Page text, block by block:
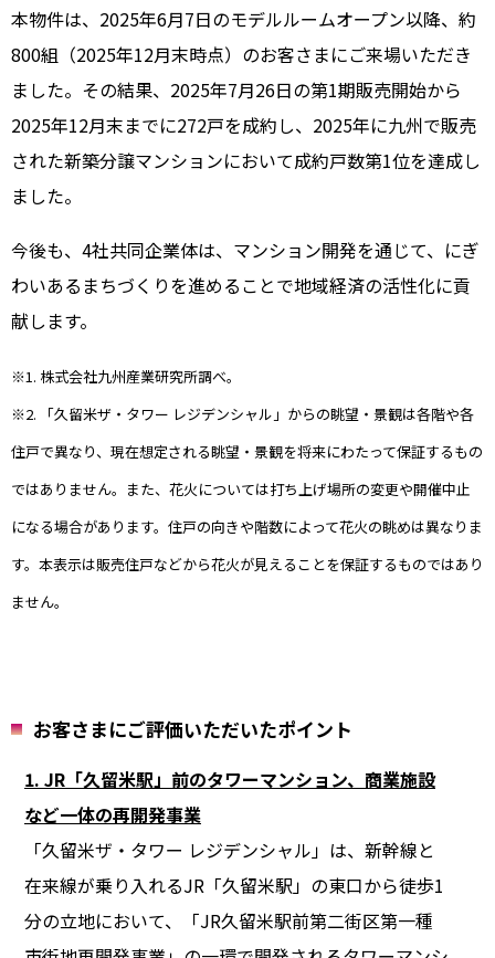
本物件は、2025年6月7日のモデルルームオープン以降、約
800組（2025年12月末時点）のお客さまにご来場いただき
ました。その結果、2025年7月26日の第1期販売開始から
2025年12月末までに272戸を成約し、2025年に九州で販売
された新築分譲マンションにおいて成約戸数第1位を達成し
ました。
今後も、4社共同企業体は、マンション開発を通じて、にぎ
わいあるまちづくりを進めることで地域経済の活性化に貢
献します。
※1. 株式会社九州産業研究所調べ。
※2. 「久留米ザ・タワー レジデンシャル」からの眺望・景観は各階や各
住戸で異なり、現在想定される眺望・景観を将来にわたって保証するもの
ではありません。また、花火については打ち上げ場所の変更や開催中止
になる場合があります。住戸の向きや階数によって花火の眺めは異なりま
す。本表示は販売住戸などから花火が見えることを保証するものではあり
ません。
お客さまにご評価いただいたポイント
1. JR「久留米駅」前のタワーマンション、商業施設
など一体の再開発事業
「久留米ザ・タワー レジデンシャル」は、新幹線と
在来線が乗り入れるJR「久留米駅」の東口から徒歩1
分の立地において、「JR久留米駅前第二街区第一種